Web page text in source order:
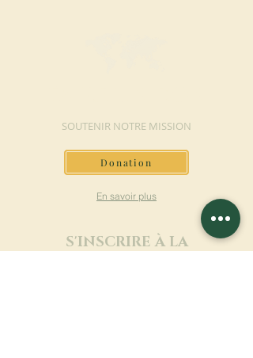
SOUTENIR NOTRE MISSION
Donation
En savoir plus
S'INSCRIRE À LA